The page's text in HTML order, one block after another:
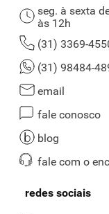
seg. à sexta
às 12h
(31) 3369-
(31) 98484-
email
fale conosco
blog
fale com o
redes sociais